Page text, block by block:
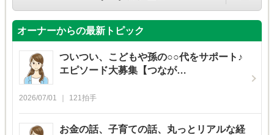
オーナーからの最新トピック
ついつい、こどもや孫の○○代をサポート♪
エピソード大募集【つなが…
2026/07/01 121 拍手
お金の話、子育ての話、丸っとリアルな経